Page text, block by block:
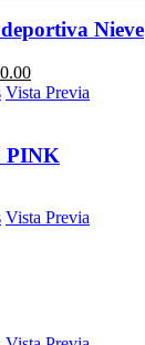
Nieve
Vista Previa
PINK
Vista Previa